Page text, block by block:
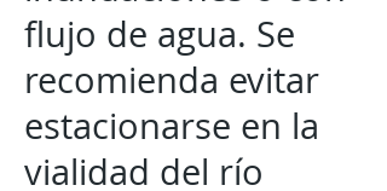
flujo de agua. Se
recomienda evitar
estacionarse en la
vialidad del río